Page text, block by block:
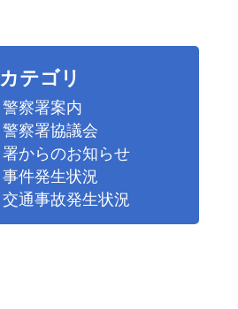
カテゴリ
警察署案内
警察署協議会
署からのお知らせ
事件発生状況
交通事故発生状況